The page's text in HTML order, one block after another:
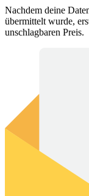
Nachdem deine
übermittelt wurde,
unschlagbaren Preis.